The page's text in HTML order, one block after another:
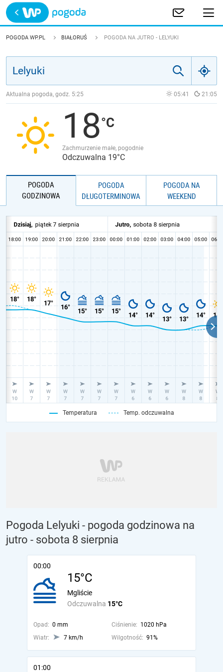
Trwa ładowanie
POLSKA
JAKOŚĆ POWIETRZA
POGODA WP.PL BIAŁORUŚ POGODA NA JUTRO - LELYUKI
Aktualna pogoda, godz. 5:25 05:41 21:05
18
Zachmurzenie małe, pogodnie
Odczuwalna 19°C
POGODA
GODZINOWA
POGODA
DŁUGOTERMINOWA
POGODA NA
WEEKEND
Temperatura Temp. odczuwalna
Pogoda Lelyuki - pogoda godzinowa na
jutro - sobota 8 sierpnia
00:00
15°C
Odczuwalna 15°C
Mgliście
Opad: 0 mm Ciśnienie: 1020 hPa
Wiatr:
7 km/h Wilgotność: 91%
01:00